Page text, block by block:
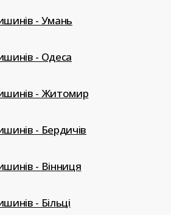
- Умань
- Одеса
- Житомир
- Бердичів
- Вінниця
- Більці